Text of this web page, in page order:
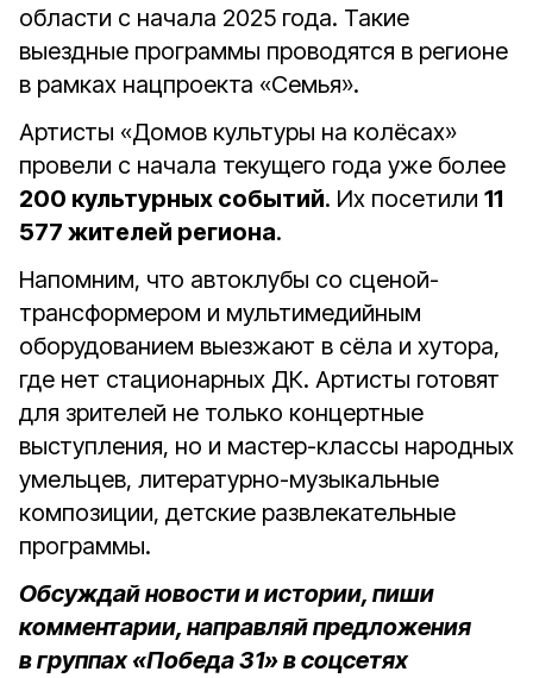
области с начала 2025 года. Такие
выездные программы проводятся в регионе
в рамках нацпроекта «Семья».
Артисты «Домов культуры на колёсах»
провели с начала текущего года уже более
200 культурных событий. Их посетили 11
577 жителей региона.
Напомним, что автоклубы со сценой-
трансформером и мультимедийным
оборудованием выезжают в сёла и хутора,
где нет стационарных ДК. Артисты готовят
для зрителей не только концертные
выступления, но и мастер-классы народных
умельцев, литературно-музыкальные
композиции, детские развлекательные
программы.
Обсуждай новости и истории, пиши
комментарии, направляй предложения
в группах «Победа 31» в соцсетях